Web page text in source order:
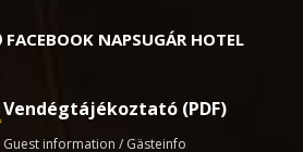
FACEBOOK NAPSUGÁR HOTEL
Vendégtájékoztató (PDF)
Guest information / Gästeinfo